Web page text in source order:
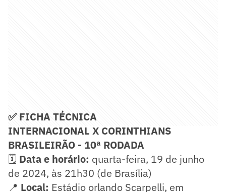
✅ FICHA TÉCNICA
INTERNACIONAL X CORINTHIANS
BRASILEIRÃO - 10ª RODADA
🗓️ Data e horário: quarta-feira, 19 de junho
de 2024, às 21h30 (de Brasília)
📍 Local: Estádio orlando Scarpelli, em